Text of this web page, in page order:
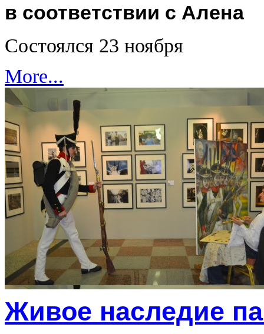
в соответствии с Алена
Состоялся 23 ноября
More...
Живое наследие